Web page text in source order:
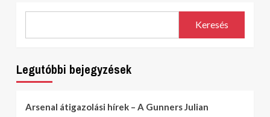
Keresés
Legutóbbi bejegyzések
Arsenal átigazolási hírek – A Gunners Julian